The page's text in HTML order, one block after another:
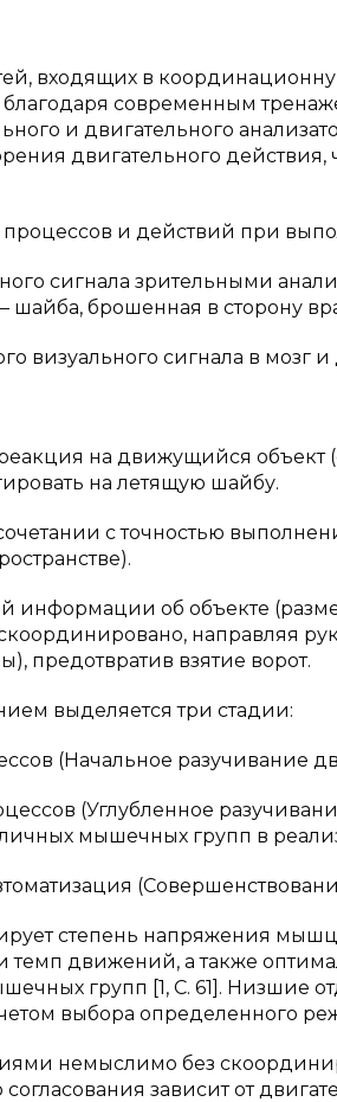
входящих в
современным
и двигательного
двигательного действия,
процессов и действий при
сигнала зрительными
шайба, брошенная в сторону
визуального сигнала в мозг
реакция на движущийся
на летящую шайбу.
с точностью
информации об объекте
направляя
предотвратив взятие ворот.
выделяется три стадии:
(Начальное разучивание
(Углубленное
мышечных групп в
степень напряжения
темп движений, а также
групп [1, C. 61]. Низшие
выбора определенного
немыслимо без
зависит от